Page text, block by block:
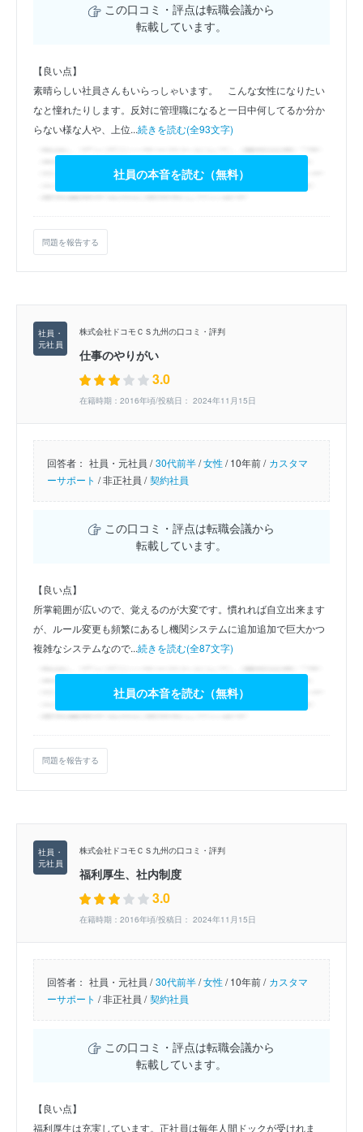
この口コミ・評点は転職会議から
転載しています。
【良い点】
素晴らしい社員さんもいらっしゃいます。　こんな女性になりたい
なと憧れたりします。反対に管理職になると一日中何してるか分か
らない様な人や、上位...続きを読む(全93文字)
社員の本音を読む（無料）
問題を報告する
株式会社ドコモＣＳ九州の口コミ・評判
仕事のやりがい
3.0
在籍時期：2016年頃/投稿日： 2024年11月15日
回答者： 社員・元社員 / 30代前半/女性/10年前 / カスタマ
ーサポート /非正社員 / 契約社員
この口コミ・評点は転職会議から
転載しています。
【良い点】
所掌範囲が広いので、覚えるのが大変です。慣れれば自立出来ます
が、ルール変更も頻繁にあるし機関システムに追加追加で巨大かつ
複雑なシステムなので...続きを読む(全87文字)
社員の本音を読む（無料）
問題を報告する
株式会社ドコモＣＳ九州の口コミ・評判
福利厚生、社内制度
3.0
在籍時期：2016年頃/投稿日： 2024年11月15日
回答者： 社員・元社員 / 30代前半/女性/10年前 / カスタマ
ーサポート /非正社員 / 契約社員
この口コミ・評点は転職会議から
転載しています。
【良い点】
福利厚生は充実しています。正社員は毎年人間ドックが受けれま